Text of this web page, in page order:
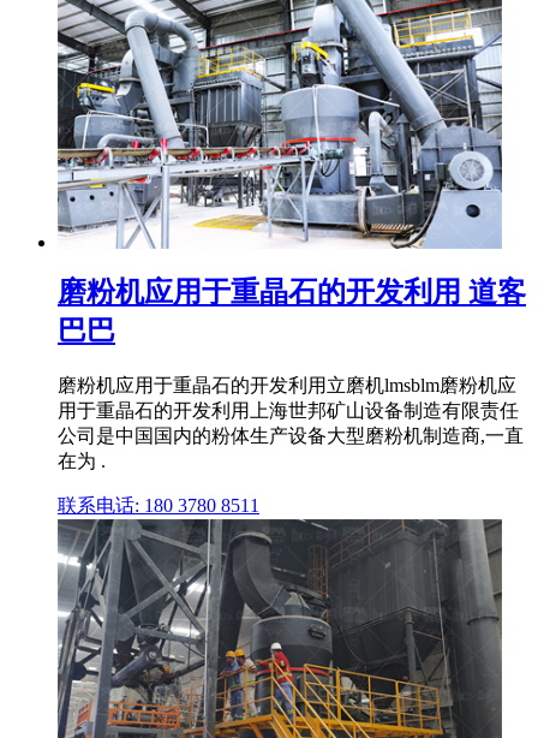
磨粉机应用于重晶石的开发利用 道客
巴巴
磨粉机应用于重晶石的开发利用立磨机lmsblm磨粉机应
用于重晶石的开发利用上海世邦矿山设备制造有限责任
公司是中国国内的粉体生产设备大型磨粉机制造商,一直
在为 .
联系电话: 180 3780 8511